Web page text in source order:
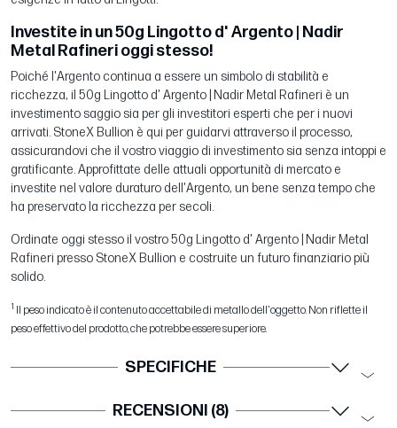
Investite in un 50g Lingotto d' Argento | Nadir
Metal Rafineri oggi stesso!
Poiché l'Argento continua a essere un simbolo di stabilità e
ricchezza, il 50g Lingotto d' Argento | Nadir Metal Rafineri è un
investimento saggio sia per gli investitori esperti che per i nuovi
arrivati. StoneX Bullion è qui per guidarvi attraverso il processo,
assicurandovi che il vostro viaggio di investimento sia senza intoppi e
gratificante. Approfittate delle attuali opportunità di mercato e
investite nel valore duraturo dell'Argento, un bene senza tempo che
ha preservato la ricchezza per secoli.
Ordinate oggi stesso il vostro 50g Lingotto d' Argento | Nadir Metal
Rafineri presso StoneX Bullion e costruite un futuro finanziario più
solido.
1 Il peso indicato è il contenuto accettabile di metallo dell'oggetto. Non riflette il
peso effettivo del prodotto, che potrebbe essere superiore.
SPECIFICHE
RECENSIONI (8)